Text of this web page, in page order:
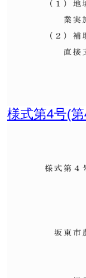
様式第4号(